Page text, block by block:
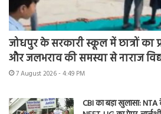
जोधपुर के सरकारी स्कूल में छात्रों का
और जलभराव की समस्या से नाराज
7 August 2026 - 4:49 PM
CBI का बड़ा खुलासा: